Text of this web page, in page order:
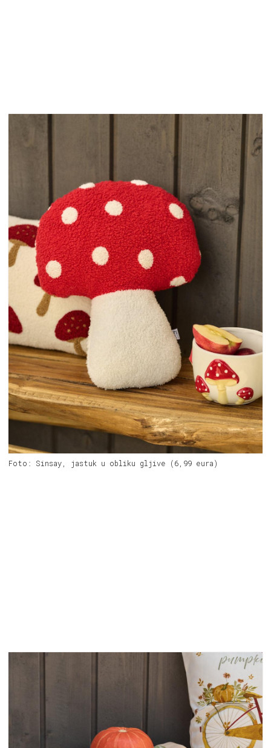
Foto: Sinsay, jastuk u obliku gljive (6,99 eura)